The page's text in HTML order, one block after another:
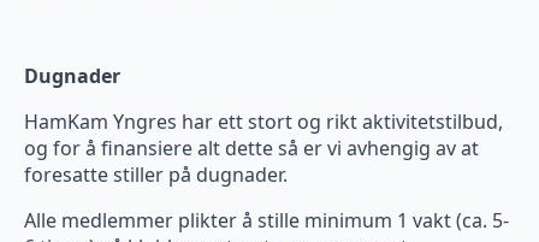
Dugnader
HamKam Yngres har ett stort og rikt aktivitetstilbud,
og for å finansiere alt dette så er vi avhengig av at
foresatte stiller på dugnader.
Alle medlemmer plikter å stille minimum 1 vakt (ca. 5-